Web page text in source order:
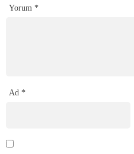
Yorum *
Ad *